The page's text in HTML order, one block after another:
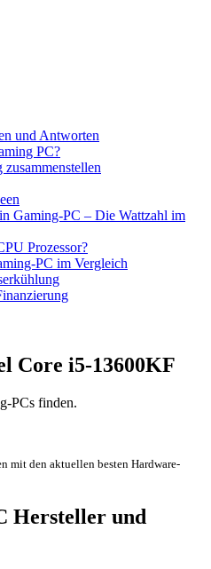
und Antworten
PC?
Gaming-PC – Die Wattzahl im
Prozessor?
PC im Vergleich
Core i5-13600KF
PCs finden.
mit den aktuellen besten Hardware-
Hersteller und